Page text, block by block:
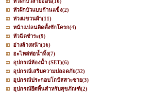
หัวฝักบัวแบบก้านแข็ง(2)
ห่วงแขวนผ้า(11)
หน้าแปลนติดตั้งชักโครก(4)
หัวฉีดชำระ(9)
อ่างล้างหน้า(16)
อะไหล่ท่อน้ำทิ้ง(7)
อุปกรณ์ห้องน้ำ (SET)(6)
อุปกรณ์เสริมความปลอดภัย(32)
อุปกรณ์ประกอบโถปัสสาะชาย(3)
อุปกรณ์ยึดพื้นสำหรับสุขภัณฑ์(2)